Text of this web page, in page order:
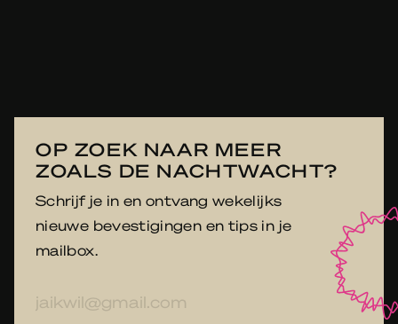
OP ZOEK NAAR MEER
ZOALS DE NACHTWACHT?
Schrijf je in en ontvang wekelijks
nieuwe bevestigingen en tips in je
mailbox.
mailadres